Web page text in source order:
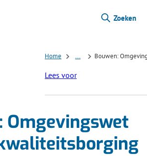
Zoeken
Home Bouwen:
Lees voor
Omgevingswet